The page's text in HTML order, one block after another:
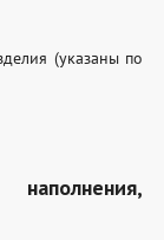
(указаны по